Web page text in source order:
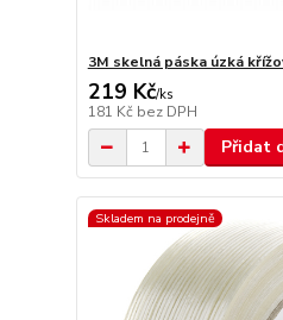
3M skelná páska úzká
219 Kč/ks
181 Kč bez DPH
Přidat
Skladem na prodejně